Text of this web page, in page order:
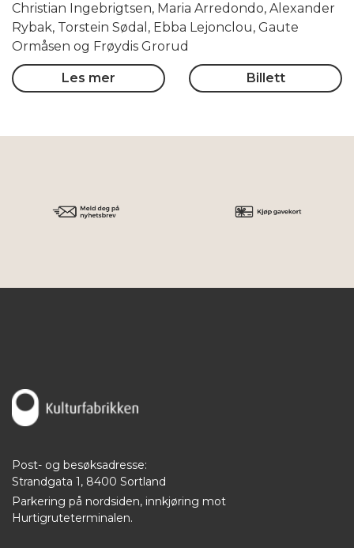
Christian Ingebrigtsen, Maria Arredondo, Alexander
Rybak, Torstein Sødal, Ebba Lejonclou, Gaute
Ormåsen og Frøydis Grorud
Les mer Billett
Post- og besøksadresse:
Strandgata 1, 8400 Sortland
Parkering på nordsiden, innkjøring mot
Hurtigruteterminalen.